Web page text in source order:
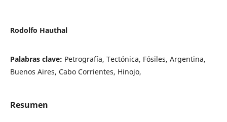
Rodolfo Hauthal
Palabras clave: Petrografía, Tectónica, Fósiles, Argentina,
Buenos Aires, Cabo Corrientes, Hinojo,
Resumen